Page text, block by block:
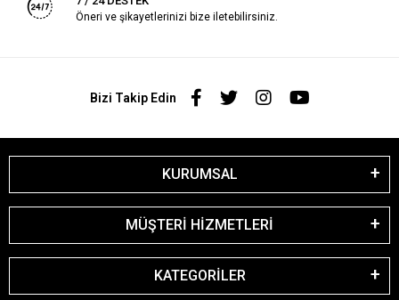
Öneri ve şikayetlerinizi bize iletebilirsiniz.
Bizi Takip Edin
KURUMSAL
MÜŞTERİ HİZMETLERİ
KATEGORİLER